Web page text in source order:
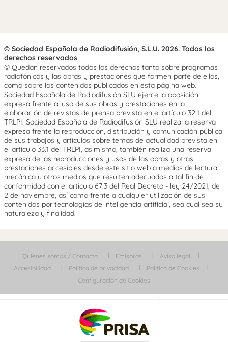
© Sociedad Española de Radiodifusión, S.L.U. 2026. Todos los
derechos reservados
© Quedan reservados todos los derechos tanto sobre programas
radiofónicos y las obras y prestaciones que formen parte de ellos,
como sobre los contenidos publicados en esta página web.
Sociedad Española de Radiodifusión SLU ejerce la oposición
expresa frente al uso de sus obras y prestaciones en la
elaboración de revistas de prensa prevista en el artículo 32.1 del
TRLPI. Sociedad Española de Radiodifusión SLU realiza la reserva
expresa frente la reproducción, distribución y comunicación pública
de sus trabajos y artículos sobre temas de actualidad prevista en
el artículo 33.1 del TRLPI, asimismo, también realiza una reserva
expresa de las reproducciones y usos de las obras y otras
prestaciones accesibles desde este sitio web a medios de lectura
mecánica u otros medios que resulten adecuados a tal fin de
conformidad con el artículo 67.3 del Real Decreto - ley 24/2021, de
2 de noviembre, así como frente a cualquier utilización de sus
contenidos por tecnologías de inteligencia artificial, sea cual sea su
naturaleza y finalidad.
Quiénes somos / Contacta Emisoras
Aviso legal
Accesibilidad
Política de privacidad
Política de Cookies
Configuración de Cookies